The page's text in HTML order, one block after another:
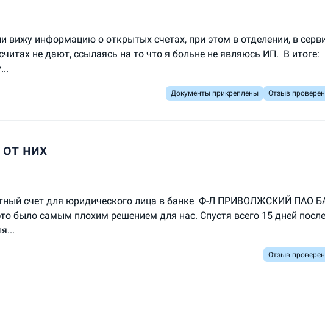
вижу информацию о открытых счетах, при этом в отделении, в
не дают, ссылаясь на то что я больне не являюсь ИП. В итоге:
Документы прикреплены Отзыв проверен
них
счет для юридического лица в банке Ф-Л ПРИВОЛЖСКИЙ ПАО
было самым плохим решением для нас. Спустя всего 15 дней
Отзыв проверен